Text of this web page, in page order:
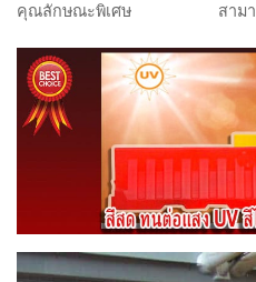
คุณลักษณะพิเศษ
สาม